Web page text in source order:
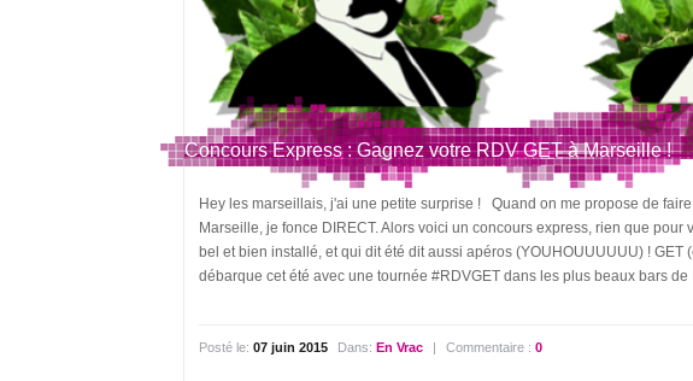
Concours Express : Gagnez votre RDV GET à Marseille !
Hey les marseillais, j'ai une petite surprise ! Quand on me propose de
Marseille, je fonce DIRECT. Alors voici un concours express, rien que pour
bel et bien installé, et qui dit été dit aussi apéros (YOUHOUUUUUU) ! GET
débarque cet été avec une tournée #RDVGET dans les plus beaux bars de
Posté le:07 juin 2015 Dans:En Vrac | Commentaire :0